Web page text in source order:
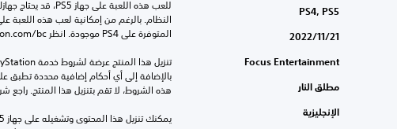
PS4, PS5
21‏/11‏/2022
Focus Entertainment
مطلق النار
الإنجليزية
المتوفرة على PS4 موجودة. انظر ‎PlayStation.com/bc لمزيد من التفاصيل.
هذه الشروط، لا تقم بتنزيل هذا المنتج.